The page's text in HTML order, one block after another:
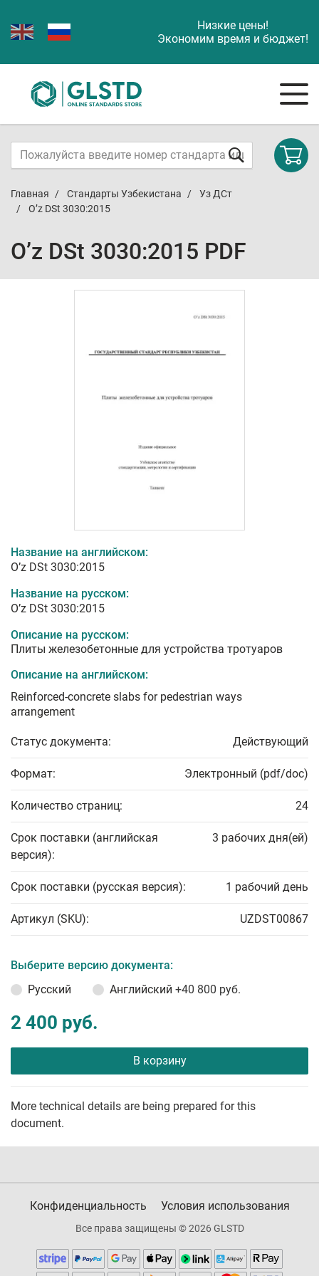
Низкие цены!
Экономим время и бюджет!
Главная Стандарты Узбекистана
Уз ДСт
O’z DSt 3030:2015
O’z DSt 3030:2015 PDF
Название на английском:
O’z DSt 3030:2015
Название на русском:
O’z DSt 3030:2015
Описание на русском:
Плиты железобетонные для устройства тротуаров
Описание на английском:
Reinforced-concrete slabs for pedestrian ways
arrangement
Статус документа: Действующий
Формат: Электронный (pdf/doc)
Количество страниц: 24
Срок поставки (английская
версия):
3 рабочих дня(ей)
Срок поставки (русская версия): 1 рабочий день
Артикул (SKU): UZDST00867
Выберите версию документа:
Русский
Английский +40 800 руб.
2 400 руб.
В корзину
More technical details are being prepared for this
document.
Конфиденциальность Условия использования
Все права защищены © 2026 GLSTD